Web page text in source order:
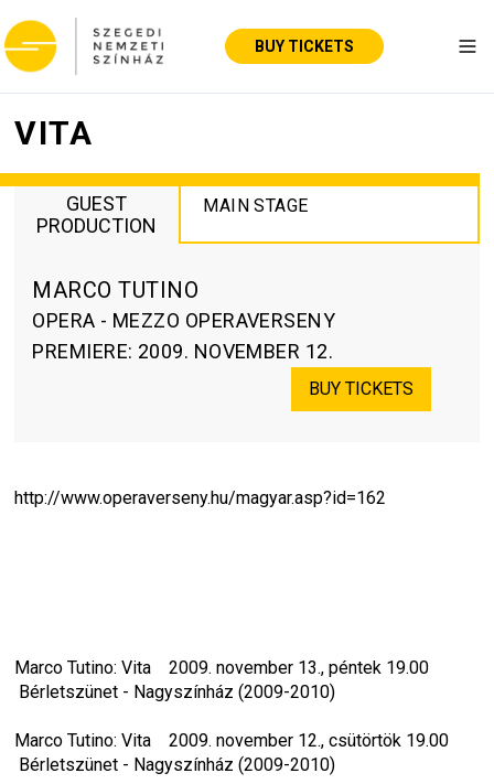
BUY TICKETS
VITA
GUEST
PRODUCTION
MAIN STAGE
MARCO TUTINO
OPERA - MEZZO OPERAVERSENY
PREMIERE: 2009. NOVEMBER 12.
BUY TICKETS
http://www.operaverseny.hu/magyar.asp?id=162
Marco Tutino: Vita    2009. november 13., péntek 19.00
Bérletszünet - Nagyszínház (2009-2010)
Marco Tutino: Vita    2009. november 12., csütörtök 19.00
Bérletszünet - Nagyszínház (2009-2010)